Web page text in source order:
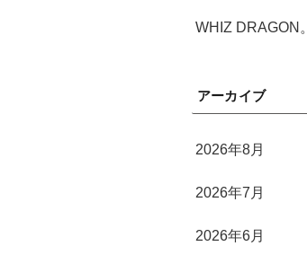
WHIZ DRAGON。
アーカイブ
2026年8月
2026年7月
2026年6月